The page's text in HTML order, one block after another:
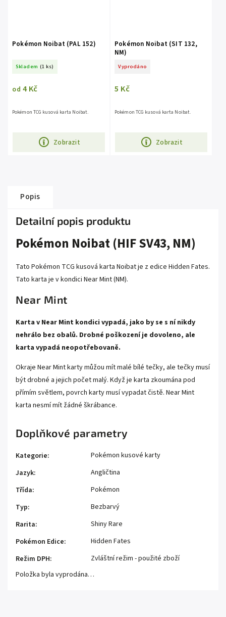
Pokémon Noibat (PAL 152)
Skladem (1 ks)
od 4 Kč
Zobrazit
Pokémon TCG kusová karta Noibat.
Pokémon Noibat (SIT 132,
NM)
Vyprodáno
5 Kč
Zobrazit
Pokémon TCG kusová karta Noibat.
Popis
Detailní popis produktu
Pokémon Noibat (HIF SV43, NM)
Tato Pokémon TCG kusová karta Noibat je z edice Hidden Fates.
Tato karta je v kondici Near Mint (NM).
Near Mint
Karta v Near Mint kondici vypadá, jako by se s ní nikdy
nehrálo bez obalů. Drobné poškození je dovoleno, ale
karta vypadá neopotřebovaně.
Okraje Near Mint karty můžou mít malé bílé tečky, ale tečky musí
být drobné a jejich počet malý. Když je karta zkoumána pod
přímím světlem, povrch karty musí vypadat čistě. Near Mint
karta nesmí mít žádné škrábance.
Doplňkové parametry
Kategorie:
Pokémon kusové karty
Jazyk:
Angličtina
Třída:
Pokémon
Typ:
Bezbarvý
Rarita:
Shiny Rare
Pokémon Edice:
Hidden Fates
Režim DPH:
Zvláštní režim - použité zboží
Položka byla vyprodána…